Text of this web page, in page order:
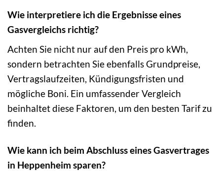
Wie interpretiere ich die Ergebnisse eines
Gasvergleichs richtig?
Achten Sie nicht nur auf den Preis pro kWh,
sondern betrachten Sie ebenfalls Grundpreise,
Vertragslaufzeiten, Kündigungsfristen und
mögliche Boni. Ein umfassender Vergleich
beinhaltet diese Faktoren, um den besten Tarif zu
finden.
Wie kann ich beim Abschluss eines Gasvertrages
in Heppenheim sparen?